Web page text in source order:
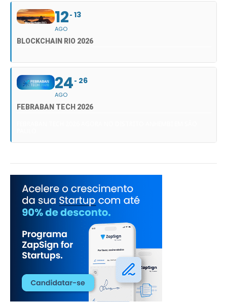
12
AGO
13
BLOCKCHAIN RIO 2026
24
AGO
26
FEBRABAN TECH 2026